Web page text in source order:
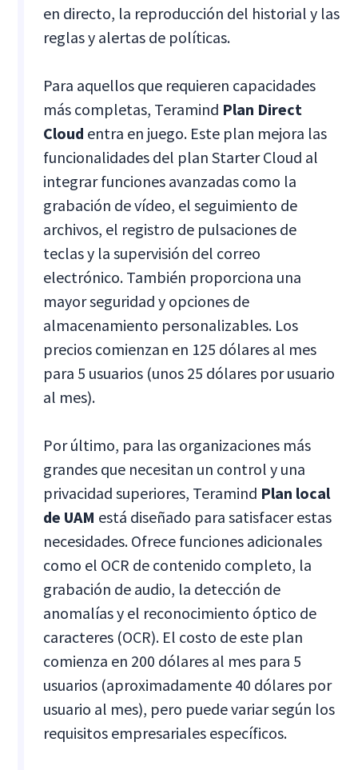
en directo, la reproducción del historial y las
reglas y alertas de políticas.
Para aquellos que requieren capacidades
más completas, Teramind Plan Direct
Cloud entra en juego. Este plan mejora las
funcionalidades del plan Starter Cloud al
integrar funciones avanzadas como la
grabación de vídeo, el seguimiento de
archivos, el registro de pulsaciones de
teclas y la supervisión del correo
electrónico. También proporciona una
mayor seguridad y opciones de
almacenamiento personalizables. Los
precios comienzan en 125 dólares al mes
para 5 usuarios (unos 25 dólares por usuario
al mes).
Por último, para las organizaciones más
grandes que necesitan un control y una
privacidad superiores, Teramind Plan local
de UAM está diseñado para satisfacer estas
necesidades. Ofrece funciones adicionales
como el OCR de contenido completo, la
grabación de audio, la detección de
anomalías y el reconocimiento óptico de
caracteres (OCR). El costo de este plan
comienza en 200 dólares al mes para 5
usuarios (aproximadamente 40 dólares por
usuario al mes), pero puede variar según los
requisitos empresariales específicos.